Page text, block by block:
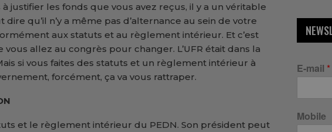
à justifier les fonds que vous avez reçus, il y a un véritable
dire qu’il n’y a même pas d’alternance au sein de votre
aux statuts et au règlement intérieur. Et c’est
allez au congrès pour changer. L’UFR était dans la
si vous faites des statuts et un règlement intérieur à
forcément, ça va vous rattraper.
et le règlement intérieur du PEDN. Son président peut
E-mail *
Mobile